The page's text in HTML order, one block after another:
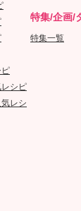
ピ
レシピ
レシ
特集/企画/
特集一覧